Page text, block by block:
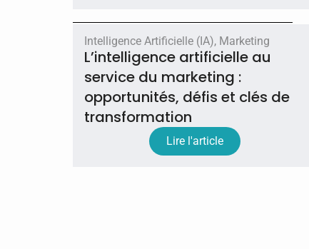
Intelligence Artificielle (IA), Marketing
L’intelligence artificielle au
service du marketing :
opportunités, défis et clés de
transformation
Lire l'article